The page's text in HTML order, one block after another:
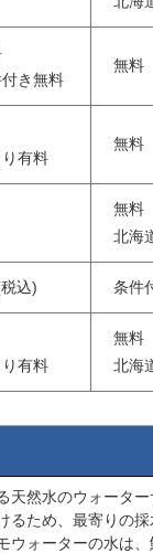
き無料
無料
有料
無料
無料
北海
込) 条件
有料
無料
北海
天然水のウォータ
るため、最寄りの
ウォーターの水は